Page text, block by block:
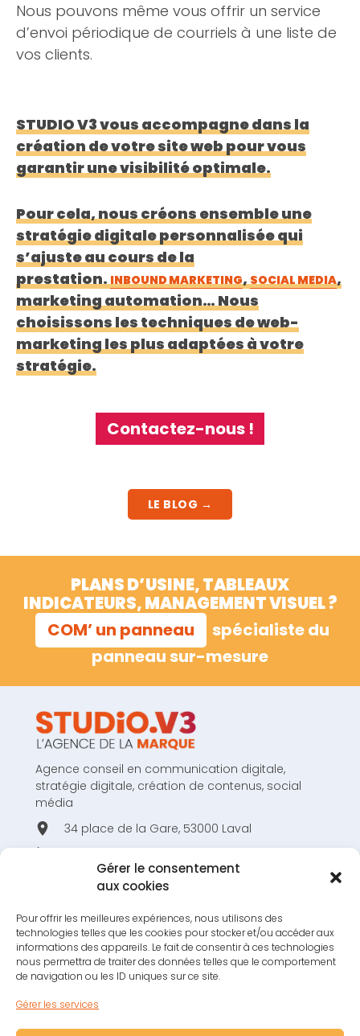
Gérer le consentement
aux cookies
Pour offrir les meilleures expériences, nous utilisons des
technologies telles que les cookies pour stocker et/ou accéder aux
informations des appareils. Le fait de consentir à ces technologies
nous permettra de traiter des données telles que le comportement
de navigation ou les ID uniques sur ce site.
Gérer les services
Nous pouvons même vous offrir un service
d’envoi périodique de courriels à une liste de
vos clients.
STUDIO V3 vous accompagne dans la
création de votre site web pour vous
garantir une visibilité optimale.
Pour cela, nous créons ensemble une
stratégie digitale personnalisée qui
s’ajuste au cours de la
prestation.INBOUND MARKETING,SOCIAL MEDIA,
marketing automation… Nous
choisissons les techniques de web-
marketing les plus adaptées à votre
stratégie.
Contactez-nous !
LE BLOG →
PLANS D’USINE, TABLEAUX
INDICATEURS, MANAGEMENT VISUEL ?
COM’ un panneau
spécialiste du
panneau sur-mesure
Agence conseil en communication digitale,
stratégie digitale, création de contenus, social
média
34 place de la Gare, 53000 Laval
hello@studiov3.fr
RESTONS EN CONTACT !